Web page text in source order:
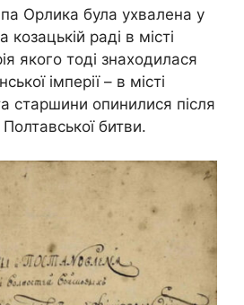
Орлика була ухвалена у
козацькій раді в місті
якого тоді знаходилася
імперії – в місті
старшини опинилися після
битви.